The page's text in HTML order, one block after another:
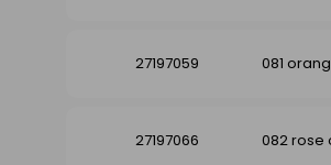
27197059 081
27197066 082 rose